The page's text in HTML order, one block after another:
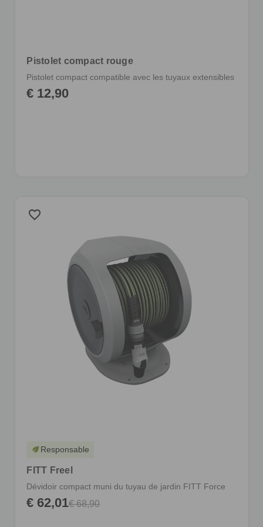
Pistolet compact rouge
Pistolet compact compatible avec les tuyaux extensibles
€ 12,90
favorite_border
ecoResponsable
FITT Freel
Dévidoir compact muni du tuyau de jardin FITT Force
€ 62,01€ 68,90